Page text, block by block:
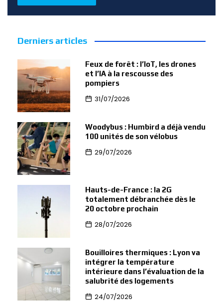
Derniers articles
Feux de forêt : l’IoT, les drones
et l’IA à la rescousse des
pompiers
31/07/2026
Woodybus : Humbird a déjà vendu
100 unités de son vélobus
29/07/2026
Hauts-de-France : la 2G
totalement débranchée dès le
20 octobre prochain
28/07/2026
Bouilloires thermiques : Lyon va
intégrer la température
intérieure dans l’évaluation de la
salubrité des logements
24/07/2026